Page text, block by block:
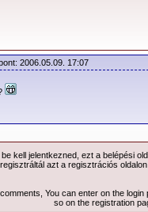
2006.05.09. 17:07
kell jelentkezned, ezt a belépési
regisztráltál azt a regisztrációs
You can enter on the login
so on the registration